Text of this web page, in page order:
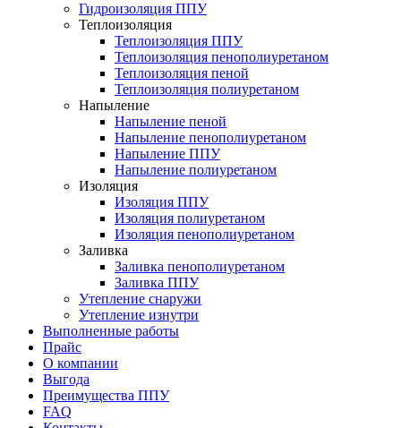
Гидроизоляция ППУ
Теплоизоляция
Теплоизоляция ППУ
Теплоизоляция пенополиуретаном
Теплоизоляция пеной
Теплоизоляция полиуретаном
Напыление
Напыление пеной
Напыление пенополиуретаном
Напыление ППУ
Напыление полиуретаном
Изоляция
Изоляция ППУ
Изоляция полиуретаном
Изоляция пенополиуретаном
Заливка
Заливка пенополиуретаном
Заливка ППУ
Утепление снаружи
Утепление изнутри
Выполненные работы
Прайс
О компании
Выгода
Преимущества ППУ
FAQ